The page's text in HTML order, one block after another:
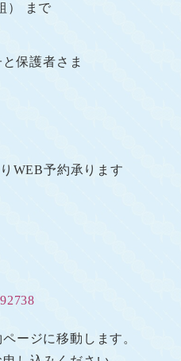
） まで
と保護者さま
WEB予約承ります
ージに移動します。